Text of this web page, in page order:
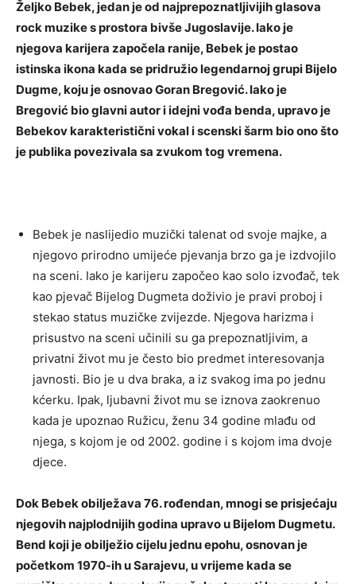
Željko Bebek, jedan je od najprepoznatljivijih glasova
rock muzike s prostora bivše Jugoslavije. Iako je
njegova karijera započela ranije, Bebek je postao
istinska ikona kada se pridružio legendarnoj grupi Bijelo
Dugme, koju je osnovao Goran Bregović. Iako je
Bregović bio glavni autor i idejni vođa benda, upravo je
Bebekov karakteristični vokal i scenski šarm bio ono što
je publika povezivala sa zvukom tog vremena.
Bebek je naslijedio muzički talenat od svoje majke, a
njegovo prirodno umijeće pjevanja brzo ga je izdvojilo
na sceni. Iako je karijeru započeo kao solo izvođač, tek
kao pjevač Bijelog Dugmeta doživio je pravi proboj i
stekao status muzičke zvijezde. Njegova harizma i
prisustvo na sceni učinili su ga prepoznatljivim, a
privatni život mu je često bio predmet interesovanja
javnosti. Bio je u dva braka, a iz svakog ima po jednu
kćerku. Ipak, ljubavni život mu se iznova zaokrenuo
kada je upoznao Ružicu, ženu 34 godine mlađu od
njega, s kojom je od 2002. godine i s kojom ima dvoje
djece.
Dok Bebek obilježava 76. rođendan, mnogi se prisjećaju
njegovih najplodnijih godina upravo u Bijelom Dugmetu.
Bend koji je obilježio cijelu jednu epohu, osnovan je
početkom 1970-ih u Sarajevu, u vrijeme kada se